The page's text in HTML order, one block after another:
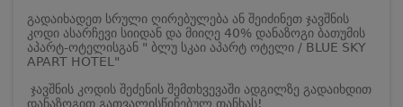
გადაიხადეთ სრული ღირებულება ან შეიძინეთ ჯავშნის
კოდი ასარჩევი სიიდან და მიიღე 40% დანაზოგი ბათუმის
აპარტ-ოტელისგან " ბლუ სკაი აპარტ ოტელი / BLUE SKY
APART HOTEL"
ჯავშნის კოდის შეძენის შემთხვევაში ადგილზე გადაიხდით
დანაზოგით გათვალისწინებულ თანხას!